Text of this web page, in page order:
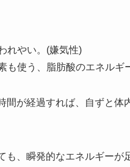
れやい。(嫌気性)
も使う、脂肪酸のエネルギ
間が経過すれば、自ずと
も、瞬発的なエネルギー